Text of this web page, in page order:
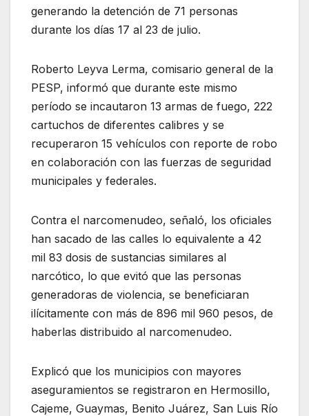
generando la detención de 71 personas
durante los días 17 al 23 de julio.
Roberto Leyva Lerma, comisario general de la
PESP, informó que durante este mismo
período se incautaron 13 armas de fuego, 222
cartuchos de diferentes calibres y se
recuperaron 15 vehículos con reporte de robo
en colaboración con las fuerzas de seguridad
municipales y federales.
Contra el narcomenudeo, señaló, los oficiales
han sacado de las calles lo equivalente a 42
mil 83 dosis de sustancias similares al
narcótico, lo que evitó que las personas
generadoras de violencia, se beneficiaran
ilícitamente con más de 896 mil 960 pesos, de
haberlas distribuido al narcomenudeo.
Explicó que los municipios con mayores
aseguramientos se registraron en Hermosillo,
Cajeme, Guaymas, Benito Juárez, San Luis Río